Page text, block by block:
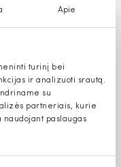
Apie
turinį bei
ir analizuoti srautą.
su
partneriais, kurie
paslaugas